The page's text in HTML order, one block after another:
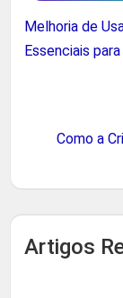
Melhoria de
Essenciais
Como a
Artigos